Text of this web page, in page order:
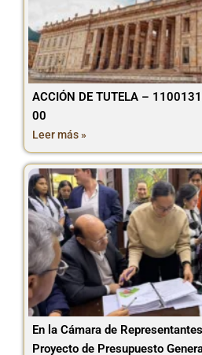
ACCIÓN DE TUTELA –
00
Leer más »
En la Cámara de
Proyecto de Presupuesto